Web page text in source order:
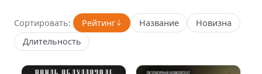
Сортировать: Рейтинг Название
Новизна
Длительность